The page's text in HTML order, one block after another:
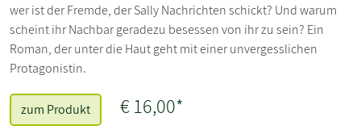
wer ist der Fremde, der Sally Nachrichten schickt? Und warum
scheint ihr Nachbar geradezu besessen von ihr zu sein? Ein
Roman, der unter die Haut geht mit einer unvergesslichen
Protagonistin.
zum Produkt € 16,00*